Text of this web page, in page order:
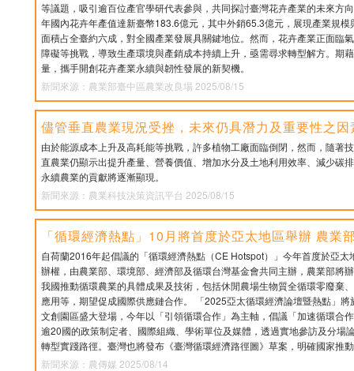
等議題，吸引逾百位產官學研代表參與，共同探討臺灣花卉產業的未來
年國內花卉年產值達新臺幣183.6億元，其中外銷65.3億元，展現產業規
面積占全臺約六成，對全國產業發展具關鍵地位。然而，花卉產業正面臨
障礙等挑戰，導致生產環境與產銷成本持續上升，亟需尋求轉型解方。期
量，攜手開創花卉產業永續與韌性發展的新契機。
新聞來源：農業部臺中區農業改良場 2025/08/15
儘管垂直農業現況受挫，未來仍具潛力及重要性之因
由於能源成本上升及高耗能等挑戰，許多植物工廠面臨倒閉，然而，隨著
直農業仍顯示出提升產量、營養價值、增加水分及土地利用效率、減少碳
永續農業的貢獻將逐漸顯現。
新聞來源：農業科技決策資訊平台 2025/08/15
「循環經濟熱點」10月將首度於亞太地區舉辦 農業
自荷蘭2016年起倡議的「循環經濟熱點（CE Hotspot）」今年首度於亞
辦權，由農業部、環境部、經濟部及循環台灣基金會共同主辦，農業部將
我國推動循環農業的具體成果及技術，包括休閒農場生物質全循環零廢棄
應用等，期望促成國際供應鏈合作。 「2025亞太循環經濟論壇暨熱點」
文創園區盛大登場，今年以「引領循環合作」為主軸，倡議「加速循環合
逾20國的政策制定者、國際組織、學術單位及媒體，透過實地參訪及分場
轉型實踐路徑。臺灣也將發布《臺灣循環經濟路徑圖》草案，明確國家推
新聞來源：農傳媒 2025/08/14